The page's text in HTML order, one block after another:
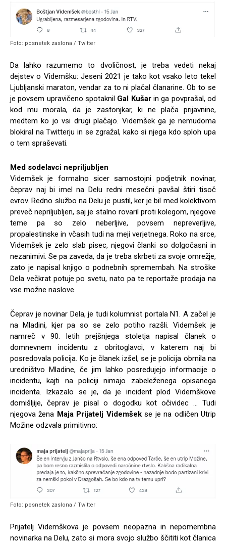
Foto: posnetek zaslona / Twitter
Da lahko razumemo to dvoličnost, je treba vedeti nekaj
dejstev o Videmšku: Jeseni 2021 je tako kot vsako leto tekel
Ljubljanski maraton, vendar za to ni plačal članarine. Ob to se
je povsem upravičeno spotaknil Gal Kušarin ga povprašal, od
kod mu morala, da je zastonjkar, ki ne plača prijavnine,
medtem ko jo vsi drugi plačajo. Videmšek ga je nemudoma
blokiral na Twitterju in se zgražal, kako si njega kdo sploh upa
o tem spraševati.
Med sodelavci nepriljubljen
Videmšek je formalno sicer samostojni podjetnik novinar,
čeprav naj bi imel na Delu redni mesečni pavšal štiri tisoč
evrov. Redno službo na Delu je pustil, ker je bil med kolektivom
preveč nepriljubljen, saj je stalno rovaril proti kolegom, njegove
teme pa so zelo neberljive, povsem nepreverljive,
propalestinske in včasih tudi na meji verjetnega. Roko na srce,
Videmšek je zelo slab pisec, njegovi članki so dolgočasni in
nezanimivi. Se pa zaveda, da je treba skrbeti za svoje omrežje,
zato je napisal knjigo o podnebnih spremembah. Na stroške
Dela večkrat potuje po svetu, nato pa te reportaže prodaja na
vse možne naslove.
Čeprav je novinar Dela, je tudi kolumnist portala N1. A začel je
na Mladini, kjer pa so se zelo potiho razšli. Videmšek je
namreč v 90. letih prejšnjega stoletja napisal članek o
domnevnem incidentu z obritoglavci, v katerem naj bi
posredovala policija. Ko je članek izšel, se je policija obrnila na
uredništvo Mladine, če jim lahko posredujejo informacije o
incidentu, kajti na policiji nimajo zabeleženega opisanega
incidenta. Izkazalo se je, da je incident plod Videmškove
domišljije, čeprav je pisal o dogodku kot očividec … Tudi
njegova žena Maja Prijatelj Videmšekse je na odličen Utrip
Možine odzvala primitivno:
Foto: posnetek zaslona / Twitter
Prijatelj Videmškova je povsem neopazna in nepomembna
novinarka na Delu, zato si mora svojo službo ščititi kot članica